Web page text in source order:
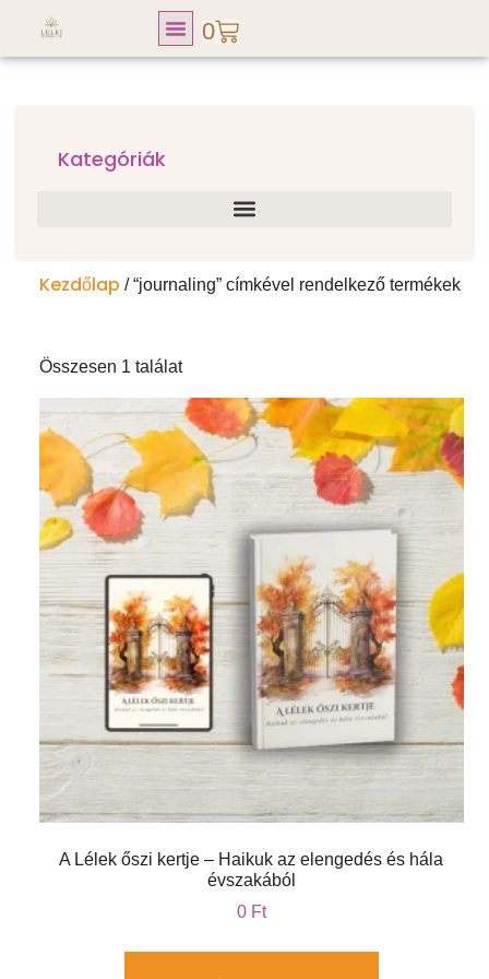
0
Kategóriák
Kezdőlap / “journaling” címkével rendelkező termékek
Összesen 1 találat
A Lélek őszi kertje – Haikuk az elengedés és hála
évszakából
0 Ft